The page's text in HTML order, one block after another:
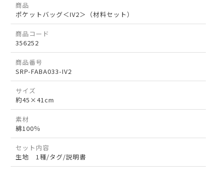
商品
ポケットバッグ＜IV2＞（材料セット）
商品コード
356252
商品番号
SRP-FABA033-IV2
サイズ
約45×41cm
素材
綿100％
セット内容
生地 1種/タグ/説明書